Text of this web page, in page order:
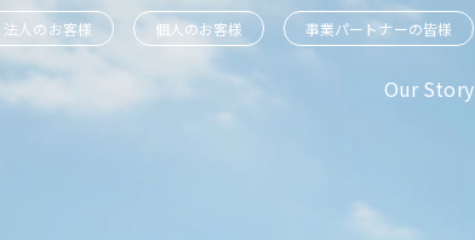
法人のお客様 個人のお客様 事業パートナーの皆様
Our Story